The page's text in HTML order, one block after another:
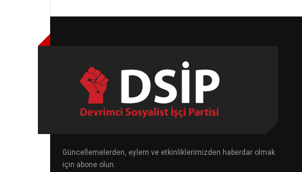
Güncellemelerden, eylem ve etkinliklerimizden haberdar olmak
için abone olun.